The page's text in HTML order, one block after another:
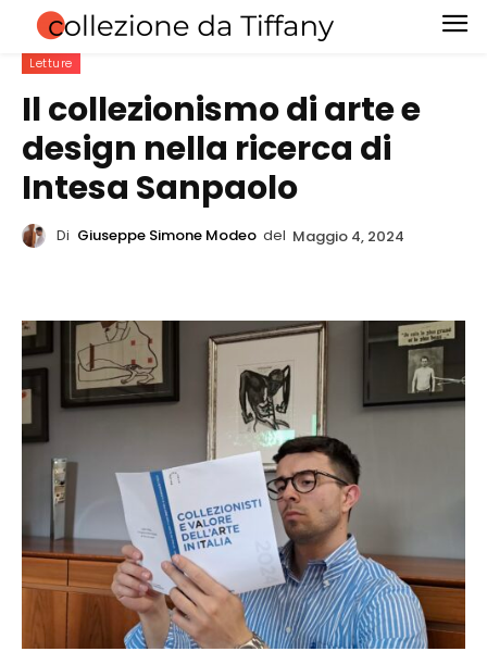
Letture
Il collezionismo di arte e
design nella ricerca di
Intesa Sanpaolo
Di Giuseppe Simone Modeo del Maggio 4, 2024